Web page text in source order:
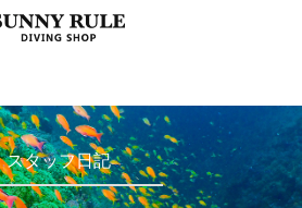
スタッフ日記